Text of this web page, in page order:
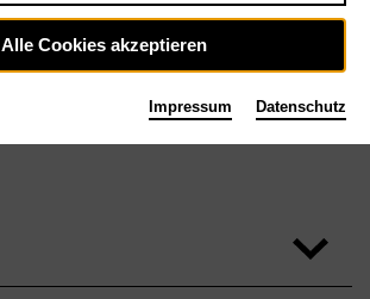
Alle Cookies akzeptieren
Impressum Datenschutz